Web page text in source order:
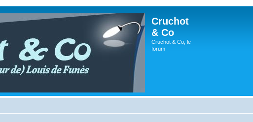
Cruchot
& Co
Cruchot & Co, le
forum